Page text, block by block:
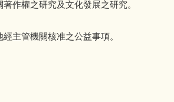
著作權之研究及文化發展之研究。
經主管機關核准之公益事項。